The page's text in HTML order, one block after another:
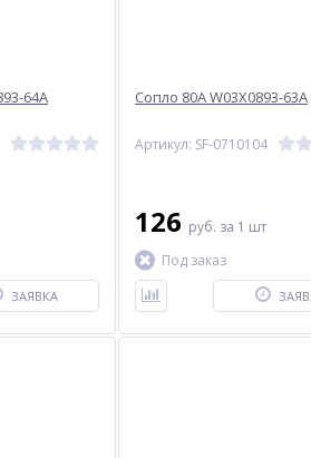
64A
ЗАЯВКА
Сопло 80A W03X0893-63A
Артикул: SF-0710104
126 руб. за 1 шт
Под заказ